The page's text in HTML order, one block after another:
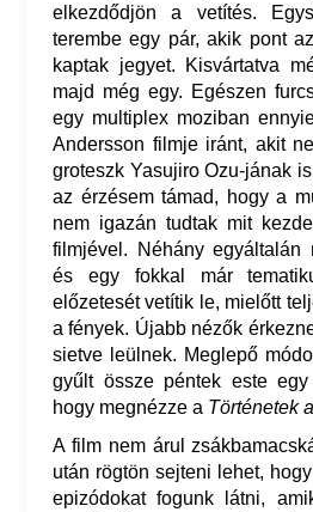
elkezdődjön a vetítés.
terembe egy pár, akik pont
kaptak jegyet. Kisvártatva
majd még egy. Egészen
egy multiplex moziban
Andersson filmje iránt, akit
groteszk Yasujiro Ozu-jának
az érzésem támad, hogy a
nem igazán tudtak mit
filmjével. Néhány egyáltalán
és egy fokkal már
előzetesét vetítik le, mielőtt
a fények. Újabb nézők
sietve leülnek. Meglepő
gyűlt össze péntek este
hogy megnézze a Történetek
A film nem árul
után rögtön sejteni lehet,
epizódokat fogunk látni,